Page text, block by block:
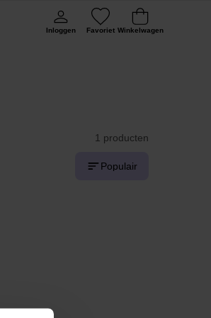
Inloggen Favoriet Winkelwagen
1 producten
Populair